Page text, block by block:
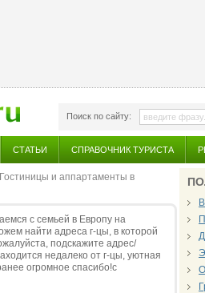
Поиск по сайту:
СТАТЬИ СПРАВОЧНИК ТУРИСТА
Гостиницы и аппартаменты в
с семьей в Европу на
найти адреса г-цы, в которой
подскажите адрес/
недалеко от г-цы, уютная
огромное спасибо!с